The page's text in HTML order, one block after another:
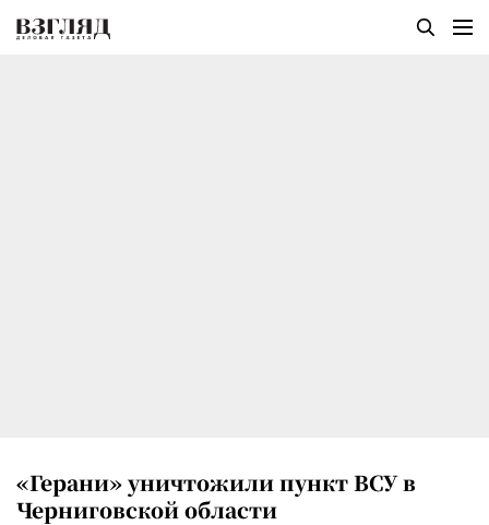
«Герани» уничтожили пункт ВСУ в
Черниговской области